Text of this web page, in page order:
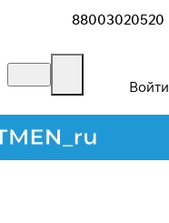
88003020520
Войти